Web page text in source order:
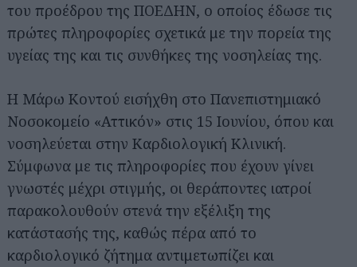
του προέδρου της ΠΟΕΔΗΝ, ο οποίος έδωσε τις
πρώτες πληροφορίες σχετικά με την πορεία της
υγείας της και τις συνθήκες της νοσηλείας της.
Η Μάρω Κοντού εισήχθη στο Πανεπιστημιακό
Νοσοκομείο «Αττικόν» στις 15 Ιουνίου, όπου και
νοσηλεύεται στην Καρδιολογική Κλινική.
Σύμφωνα με τις πληροφορίες που έχουν γίνει
γνωστές μέχρι στιγμής, οι θεράποντες ιατροί
παρακολουθούν στενά την εξέλιξη της
κατάστασής της, καθώς πέρα από το
καρδιολογικό ζήτημα αντιμετωπίζει και